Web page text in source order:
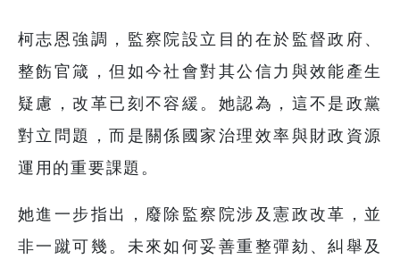
柯志恩強調，監察院設立目的在於監督政府、
整飭官箴，但如今社會對其公信力與效能產生
疑慮，改革已刻不容緩。她認為，這不是政黨
對立問題，而是關係國家治理效率與財政資源
運用的重要課題。
她進一步指出，廢除監察院涉及憲政改革，並
非一蹴可幾。未來如何妥善重整彈劾、糾舉及